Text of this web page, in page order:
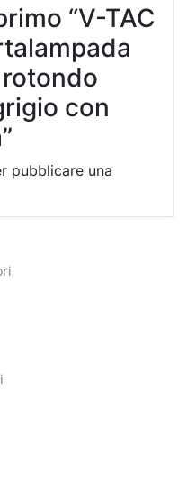
“V-TAC
rotondo
con
pubblicare una